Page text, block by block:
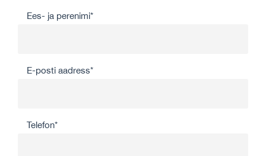
Ees- ja perenimi*
E-posti aadress*
Telefon*